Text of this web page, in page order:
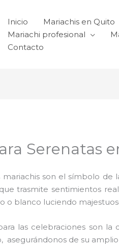
Inicio Mariachis en Quito
Mariachi profesional
Contacto
Serenatas
son el símbolo de
trasmite sentimientos
o blanco luciendo
las celebraciones son la
asegurándonos de su